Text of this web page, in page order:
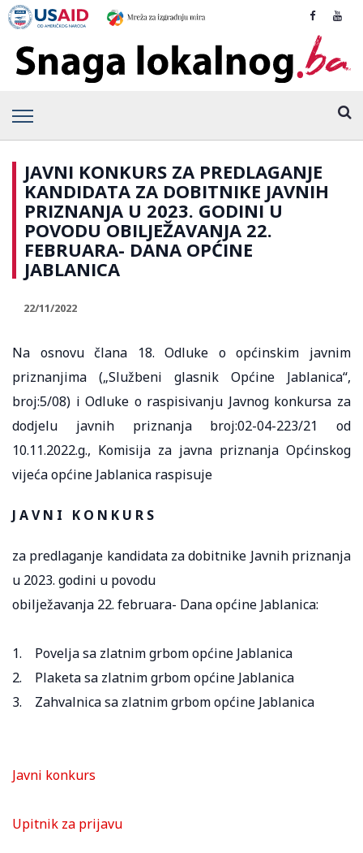
JAVNI KONKURS ZA PREDLAGANJE
KANDIDATA ZA DOBITNIKE JAVNIH
PRIZNANJA U 2023. GODINI U
POVODU OBILJEŽAVANJA 22.
FEBRUARA- DANA OPĆINE
JABLANICA
22/11/2022
Na osnovu člana 18. Odluke o općinskim javnim
priznanjima („Službeni glasnik Općine Jablanica“,
broj:5/08) i Odluke o raspisivanju Javnog konkursa za
dodjelu javnih priznanja broj:02-04-223/21 od
10.11.2022.g., Komisija za javna priznanja Općinskog
vijeća općine Jablanica raspisuje
J A V N I K O N K U R S
za predlaganje kandidata za dobitnike Javnih priznanja
u 2023. godini u povodu
obilježavanja 22. februara- Dana općine Jablanica:
1. Povelja sa zlatnim grbom općine Jablanica
2. Plaketa sa zlatnim grbom općine Jablanica
3. Zahvalnica sa zlatnim grbom općine Jablanica
Javni konkurs
Upitnik za prijavu